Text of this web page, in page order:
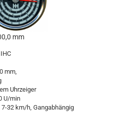
mm
mm,
Uhrzeiger
U/min
32 km/h, Gangabhängig